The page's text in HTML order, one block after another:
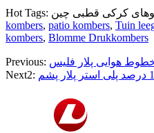
kombers, patio kombers, Tuin
kombers, Blomme Drukkombers
Previous: هوایی پلار فلیس
Next2: